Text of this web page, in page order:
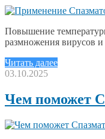
Повышение
размножения вирусов
Читать далее
03.10.2025
Чем поможет